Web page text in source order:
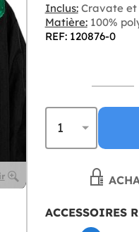
Inclus:Cravate et
Matière:100%
REF: 120876-0
ACCESSOIRES